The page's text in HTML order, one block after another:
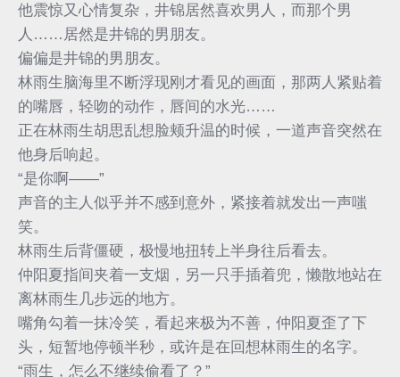
他震惊又心情复杂，井锦居然喜欢男人，而那个男
人……居然是井锦的男朋友。
偏偏是井锦的男朋友。
林雨生脑海里不断浮现刚才看见的画面，那两人紧贴着
的嘴唇，轻吻的动作，唇间的水光……
正在林雨生胡思乱想脸颊升温的时候，一道声音突然在
他身后响起。
“是你啊——”
声音的主人似乎并不感到意外，紧接着就发出一声嗤
笑。
林雨生后背僵硬，极慢地扭转上半身往后看去。
仲阳夏指间夹着一支烟，另一只手插着兜，懒散地站在
离林雨生几步远的地方。
嘴角勾着一抹冷笑，看起来极为不善，仲阳夏歪了下
头，短暂地停顿半秒，或许是在回想林雨生的名字。
“雨生，怎么不继续偷看了？”